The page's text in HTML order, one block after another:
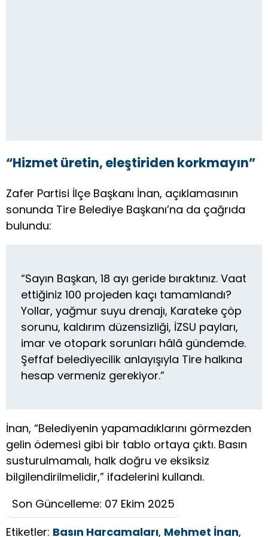
“Hizmet üretin, eleştiriden korkmayın”
Zafer Partisi İlçe Başkanı İnan, açıklamasının
sonunda Tire Belediye Başkanı’na da çağrıda
bulundu:
“Sayın Başkan, 18 ayı geride bıraktınız. Vaat
ettiğiniz 100 projeden kaçı tamamlandı?
Yollar, yağmur suyu drenajı, Karateke çöp
sorunu, kaldırım düzensizliği, İZSU payları,
imar ve otopark sorunları hâlâ gündemde.
Şeffaf belediyecilik anlayışıyla Tire halkına
hesap vermeniz gerekiyor.”
İnan, “Belediyenin yapamadıklarını görmezden
gelin ödemesi gibi bir tablo ortaya çıktı. Basın
susturulmamalı, halk doğru ve eksiksiz
bilgilendirilmelidir,” ifadelerini kullandı.
Son Güncelleme: 07 Ekim 2025
Etiketler: Basın Harcamaları, Mehmet İnan,